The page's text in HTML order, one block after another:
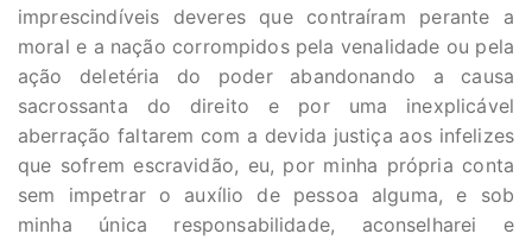
imprescindíveis deveres que contraíram perante a
moral e a nação corrompidos pela venalidade ou pela
ação deletéria do poder abandonando a causa
sacrossanta do direito e por uma inexplicável
aberração faltarem com a devida justiça aos infelizes
que sofrem escravidão, eu, por minha própria conta
sem impetrar o auxílio de pessoa alguma, e sob
minha única responsabilidade, aconselharei e